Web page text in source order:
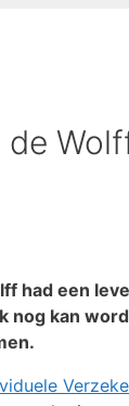
de
had een
nog kan
nog tot 31